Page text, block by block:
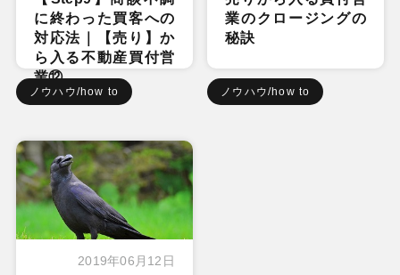
に終わった買客への
対応法｜【売り】か
ら入る不動産買付営
業⑫
ノウハウ/how to
業のクロージングの
秘訣
ノウハウ/how to
2019年06月12日